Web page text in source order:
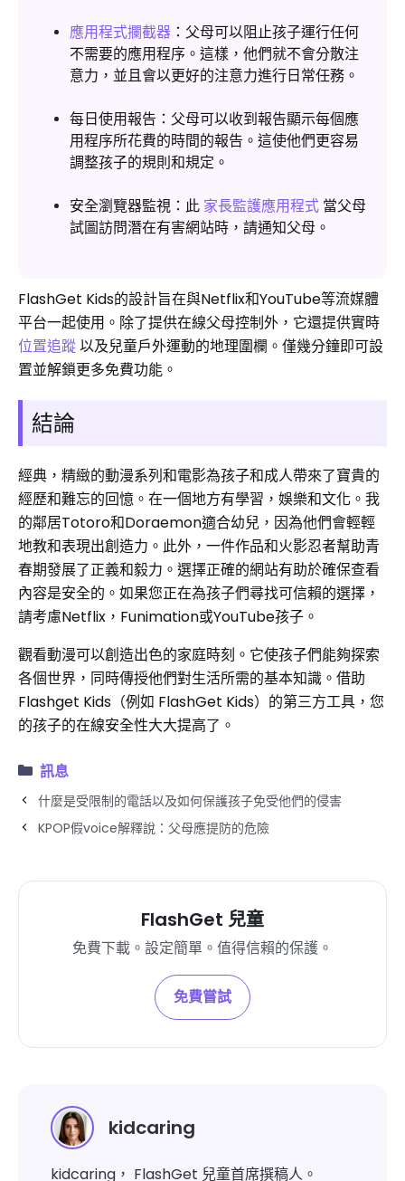
應用程式攔截器 ：父母可以阻止孩子運行任何
不需要的應用程序。這樣，他們就不會分散注
意力，並且會以更好的注意力進行日常任務。
每日使用報告：父母可以收到報告顯示每個應
用程序所花費的時間的報告。這使他們更容易
調整孩子的規則和規定。
安全瀏覽器監視：此 家長監護應用程式 當父母
試圖訪問潛在有害網站時，請通知父母。
FlashGet Kids的設計旨在與Netflix和YouTube等流媒體
平台一起使用。除了提供在線父母控制外，它還提供實時
位置追蹤以及兒童戶外運動的地理圍欄。僅幾分鐘即可設
置並解鎖更多免費功能。
結論
經典，精緻的動漫系列和電影為孩子和成人帶來了寶貴的
經歷和難忘的回憶。在一個地方有學習，娛樂和文化。我
的鄰居Totoro和Doraemon適合幼兒，因為他們會輕輕
地教和表現出創造力。此外，一件作品和火影忍者幫助青
春期發展了正義和毅力。選擇正確的網站有助於確保查看
內容是安全的。如果您正在為孩子們尋找可信賴的選擇，
請考慮Netflix，Funimation或YouTube孩子。
觀看動漫可以創造出色的家庭時刻。它使孩子們能夠探索
各個世界，同時傳授他們對生活所需的基本知識。借助
Flashget Kids（例如 FlashGet Kids）的第三方工具，您
的孩子的在線安全性大大提高了。
訊息
什麼是受限制的電話以及如何保護孩子免受他們的侵害
KPOP假voice解釋說：父母應提防的危險
FlashGet 兒童
免費下載。設定簡單。值得信賴的保護。
免費嘗試
kidcaring
kidcaring， FlashGet 兒童首席撰稿人。